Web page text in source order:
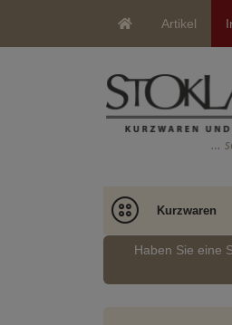
Artikel
…
Kurzwaren
Haben Sie eine